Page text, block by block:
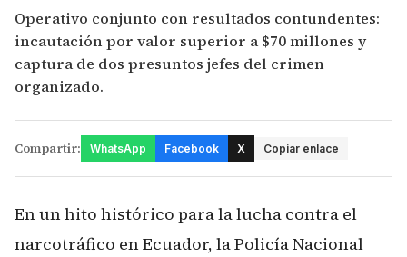
Operativo conjunto con resultados contundentes:
incautación por valor superior a $70 millones y
captura de dos presuntos jefes del crimen
organizado.
Compartir: WhatsApp Facebook X Copiar enlace
En un hito histórico para la lucha contra el
narcotráfico en Ecuador, la Policía Nacional